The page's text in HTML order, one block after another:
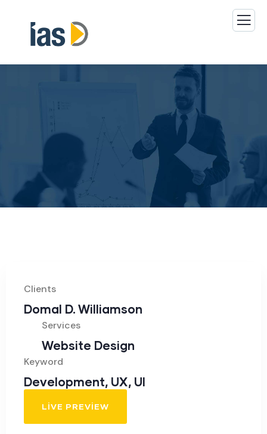
Clients
Domal D. Williamson
Services
Website Design
Keyword
Development, UX, UI
LIVE PREVIEW